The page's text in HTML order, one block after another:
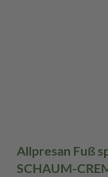
Allpresan Fuß
SCHAUM-